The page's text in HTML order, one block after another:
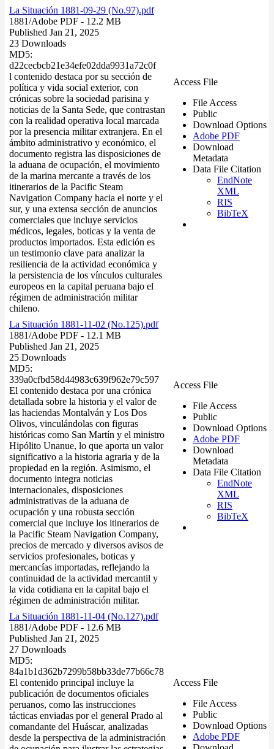
La Situación 1881-09-29 (No.97).pdf
1881/Adobe PDF - 12.2 MB
Published Jan 21, 2025
23 Downloads
MD5:
d22cecbcb21e34efe02dda9931a72c0f
l contenido destaca por su sección de
política y vida social exterior, con
crónicas sobre la sociedad parisina y
noticias de la Santa Sede, que contrastan
con la realidad operativa local marcada
por la presencia militar extranjera. En el
ámbito administrativo y económico, el
documento registra las disposiciones de
la aduana de ocupación, el movimiento
de la marina mercante a través de los
itinerarios de la Pacific Steam
Navigation Company hacia el norte y el
sur, y una extensa sección de anuncios
comerciales que incluye servicios
médicos, legales, boticas y la venta de
productos importados. Esta edición es
un testimonio clave para analizar la
resiliencia de la actividad económica y
la persistencia de los vínculos culturales
europeos en la capital peruana bajo el
régimen de administración militar
chileno.
Access File
File Access
Public
Download Options
Adobe PDF
Download
Metadata
Data File Citation
EndNote
XML
RIS
BibTeX
La Situación 1881-11-02 (No.125).pdf
1881/Adobe PDF - 12.1 MB
Published Jan 21, 2025
25 Downloads
MD5:
339a0cfbd58d44983c639f962e79c597
El contenido destaca por una crónica
detallada sobre la historia y el valor de
las haciendas Montalván y Los Dos
Olivos, vinculándolas con figuras
históricas como San Martín y el ministro
Hipólito Unanue, lo que aporta un valor
significativo a la historia agraria y de la
propiedad en la región. Asimismo, el
documento integra noticias
internacionales, disposiciones
administrativas de la aduana de
ocupación y una robusta sección
comercial que incluye los itinerarios de
la Pacific Steam Navigation Company,
precios de mercado y diversos avisos de
servicios profesionales, boticas y
mercancías importadas, reflejando la
continuidad de la actividad mercantil y
la vida cotidiana en la capital bajo el
régimen de administración militar.
Access File
File Access
Public
Download Options
Adobe PDF
Download
Metadata
Data File Citation
EndNote
XML
RIS
BibTeX
La Situación 1881-11-04 (No.127).pdf
1881/Adobe PDF - 12.6 MB
Published Jan 21, 2025
27 Downloads
MD5:
84a1b1d362b7299b58bb33de77b66c78
El contenido principal incluye la
publicación de documentos oficiales
peruanos, como las instrucciones
tácticas enviadas por el general Prado al
comandante del Huáscar, analizadas
desde la perspectiva de la administración
Access File
File Access
Public
Download Options
Adobe PDF